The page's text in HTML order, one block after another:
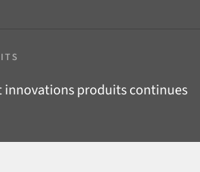
innovations produits continues